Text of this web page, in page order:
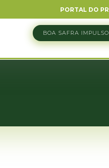
PORTAL DO
BOA SAFRA IMPULSO